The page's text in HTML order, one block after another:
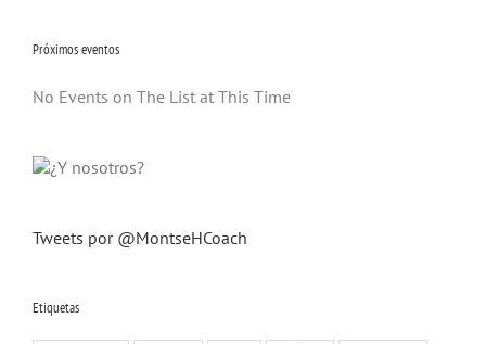
Próximos eventos
No Events on The List at This Time
Tweets por @MontseHCoach
Etiquetas